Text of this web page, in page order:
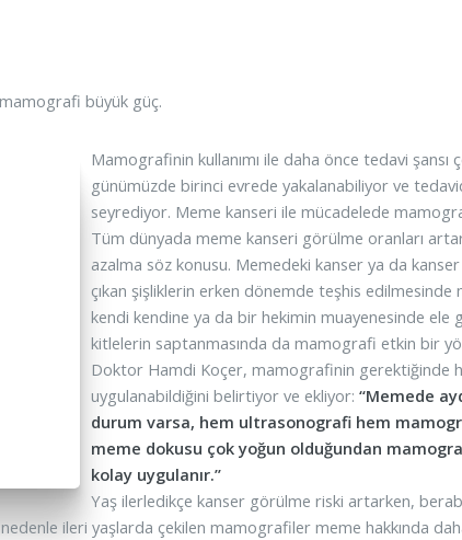
büyük güç.
Mamografinin kullanımı ile daha önce tedavi
günümüzde birinci evrede yakalanabiliyor ve
seyrediyor. Meme kanseri ile mücadelede
Tüm dünyada meme kanseri görülme oranları
azalma söz konusu. Memedeki kanser ya da
çıkan şişliklerin erken dönemde teşhis
kendi kendine ya da bir hekimin muayenesinde ele
kitlelerin saptanmasında da mamografi etkin bir
Doktor Hamdi Koçer, mamografinin gerektiğinde
uygulanabildiğini belirtiyor ve ekliyor: “Memede
durum varsa, hem ultrasonografi hem
meme dokusu çok yoğun olduğundan
kolay uygulanır.”
Yaş ilerledikçe kanser görülme riski artarken,
ileri yaşlarda çekilen mamografiler meme hakkında